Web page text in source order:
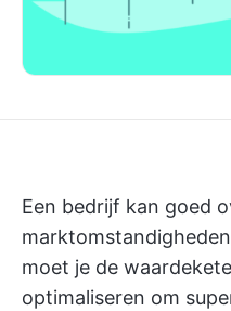
Een bedrijf kan goed
moet je de
optimaliseren om